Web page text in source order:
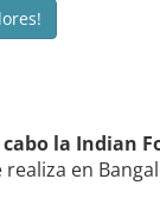
la Indian
realiza en